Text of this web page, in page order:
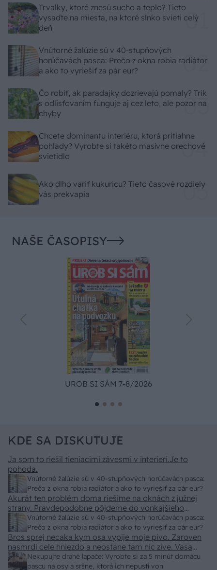
Trvalky, ktoré znesú sucho a teplo? Tieto
vysaďte na miesta, na ktoré slnko svieti celý
deň
Vnútorné žalúzie sú v 40-stupňových
horúčavách pasca: Prečo z okna robia radiátor
a ako to vyriešiť za pár eur?
Čo robiť, ak paradajky dozrievajú pomaly? Trik
s odlisťovaním funguje aj cez leto, ale pozor na
chyby
Chcete dominantu interiéru, ktorá pritiahne
pohľady? Vyrobte si takéto masívne orechové
svietidlo
Ako dlho variť kukuricu? Tieto časové rozdiely
vás prekvapia
NAŠE ČASOPISY
UROB SI SÁM 7-8/2026
KDE SA DISKUTUJE
Vnútorné žalúzie sú v 40-stupňových horúčavách pasca:
Prečo z okna robia radiátor a ako to vyriešiť za pár eur?
Ja som to riešil tieniacimi závesmi v interieri.Je to
pohoda.
Vnútorné žalúzie sú v 40-stupňových horúčavách pasca:
Prečo z okna robia radiátor a ako to vyriešiť za pár eur?
Akurát ten problém doma riešime na oknách z južnej
strany. Pravdepodobne pôjdeme do vonkajšieho
tienenia na spôsob markízy 250x150cm. Čínsky
predajcovia idú okolo 100 eur kus.
Nekupujte drahé lapače: Vyrobte si za 5 minút domácu
pascu na osy a sršne, ktorá ich nepustí von
Bros sprej necaka kym osa vypije moje pivo. Zaroven
nasmrdi cele hniezdo a neostane tam nic zive. Vasa
pasca naucinke moc efektivne. Skor pritiahne slimaky